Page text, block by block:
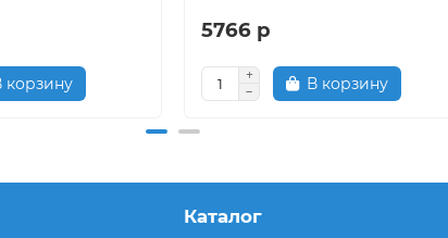
корзину
5766 р
В корзину
Каталог